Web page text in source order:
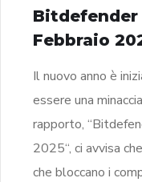
Bitdefender
Febbraio
Il nuovo anno è
essere una
rapporto,
2025“, ci avvisa
che bloccano i